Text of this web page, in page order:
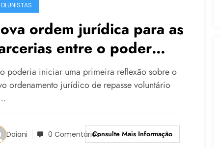
ordem jurídica para as
entre o poder
e a sociedade civil
– Parte I
poderia iniciar uma primeira reflexão sobre o
ordenamento jurídico de repasse voluntário
Daiani 0 ComentáriosConsulte Mais Informação